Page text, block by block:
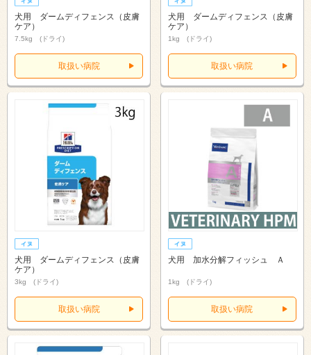
犬用 ダームディフェンス（皮膚
ケア）
7.5kg (ドライ)
取扱い病院
犬用 ダームディフェンス（皮膚
ケア）
1kg (ドライ)
取扱い病院
犬用 ダームディフェンス（皮膚
ケア）
3kg (ドライ)
取扱い病院
犬用 加水分解フィッシュ Ａ
1kg (ドライ)
取扱い病院